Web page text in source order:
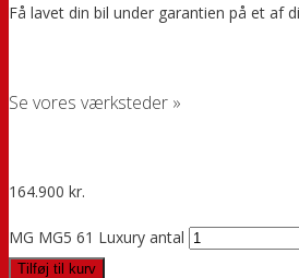
Få lavet din bil under garantien på et af
Se vores værksteder »
164.900 kr.
MG MG5 61 Luxury antal
Tilføj til kurv